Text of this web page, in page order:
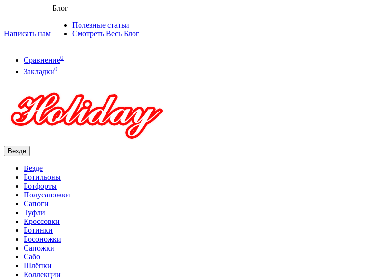
Написать нам
Блог
Полезные статьи
Смотреть Весь Блог
Сравнение0
Закладки0
Везде
Везде
Ботильоны
Ботфорты
Полусапожки
Сапоги
Туфли
Кроссовки
Ботинки
Босоножки
Сапожки
Сабо
Шлёпки
Коллекции